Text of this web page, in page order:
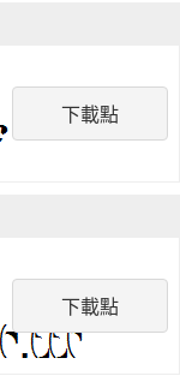
下載點
下載點